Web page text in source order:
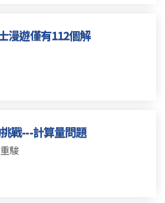
漫遊僅有112個解
戰---計算量問題
駿